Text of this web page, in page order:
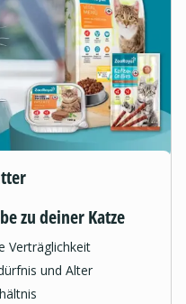
zu deiner Katze
Verträglichkeit
und Alter